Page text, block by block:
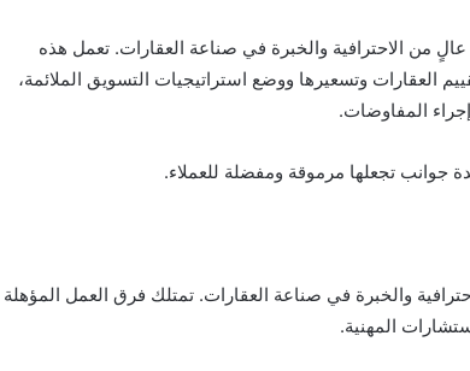
من الاحترافية والخبرة في صناعة العقارات. تعمل هذه
العقارات وتسعيرها ووضع استراتيجيات التسويق الملائمة،
المفاوضات.
جوانب تجعلها مرموقة ومفضلة للعملاء.
والخبرة في صناعة العقارات. تمتلك فرق العمل المؤهلة
المهنية.